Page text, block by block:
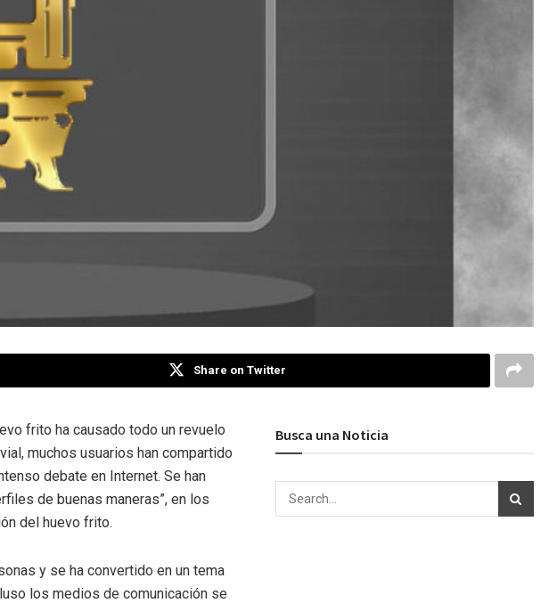
Share on Twitter
frito ha causado todo un revuelo
muchos usuarios han compartido
debate en Internet. Se han
de buenas maneras”, en los
del huevo frito.
y se ha convertido en un tema
los medios de comunicación se
Busca una Noticia